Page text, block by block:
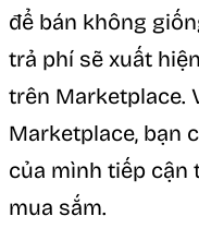
để bán không
trả phí sẽ xuất
trên Marketplace.
Marketplace, bạn
của mình tiếp cận
mua sắm.